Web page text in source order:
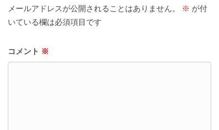
メールアドレスが公開されることはありません。 ※ が付
いている欄は必須項目です
コメント ※